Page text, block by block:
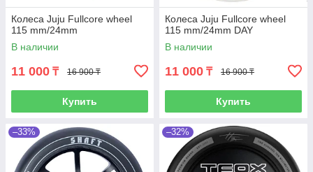
Колеса Juju Fullcore wheel
115 mm/24mm
В наличии
11 000 ₸ 16 900 ₸
Купить
Колеса Juju Fullcore wheel
115 mm/24mm DAY
В наличии
11 000 ₸ 16 900 ₸
Купить
–33% –32%